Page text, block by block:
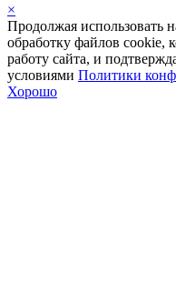
×
Продолжая использовать
обработку файлов cookie,
работу сайта, и
условиями Политики
Хорошо